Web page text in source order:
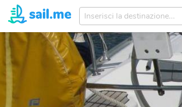
Inserisci
la
destinazione...